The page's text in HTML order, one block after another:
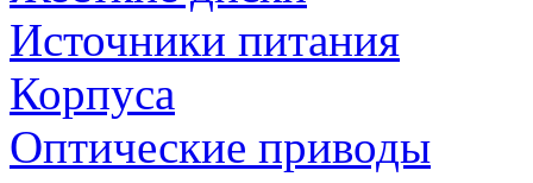
Источники питания
Корпуса
Оптические приводы